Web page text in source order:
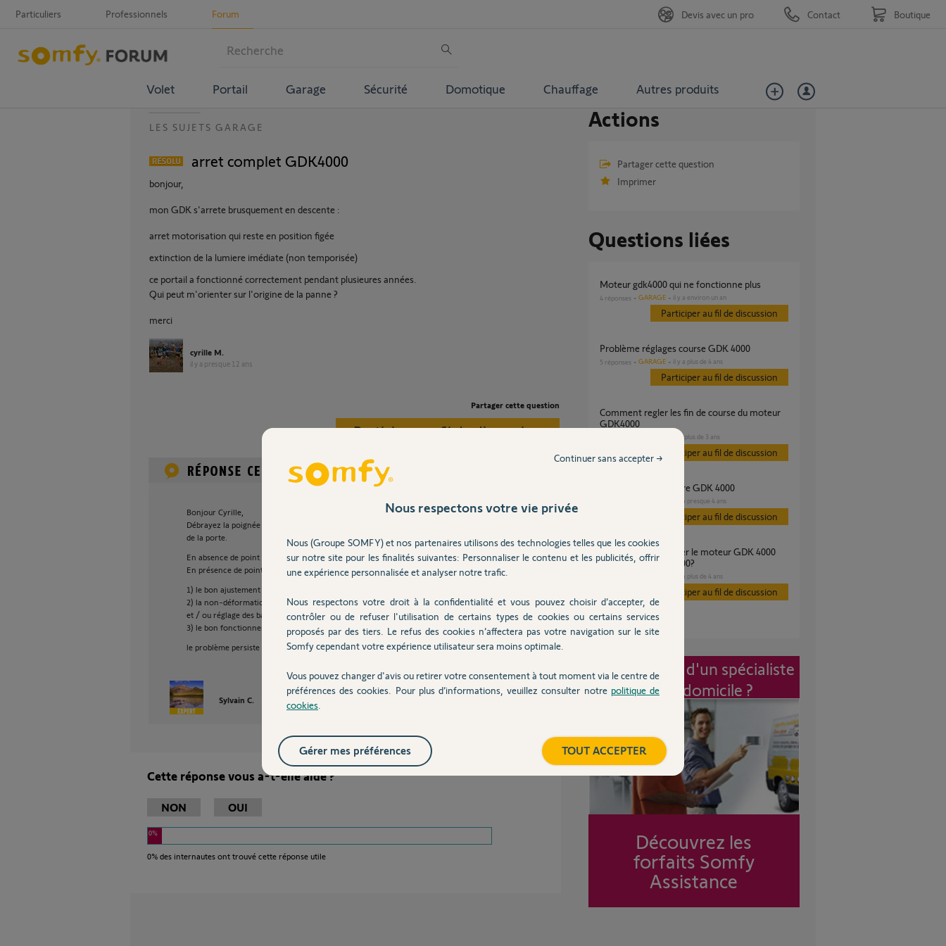
Particuliers Professionnels Forum
Volet Portail Garage Sécurité Domotique Chauffage Autres produits
Devis avec un pro Contact Boutique
LES SUJETS GARAGE
arret complet GDK4000
bonjour,
mon GDK s'arrete brusquement en descente :
arret motorisation qui reste en position figée
extinction de la lumiere imédiate (non temporisée)
ce portail a fonctionné correctement pendant plusieures années.
Qui peut m'orienter sur l'origine de la panne ?
merci
cyrille M.
il y a presque 12 ans
Partager cette question
Participer au fil de discussion
Bonjour Cyrille,
Débrayez la poignée de déverrouillage et effectuez manuellement une manoeuvre complète
de la porte.
En absence de point dur : recommencez le processus de réglage de GDK.
En présence de point dur. Vérifiez et corrigez :
1) le bon ajustement des différents éléments du rail de GDK.
2) la non-déformation du rail dûe éventuellement à un mauvais positionnement
et / ou réglage des barres d’attache.
3) le bon fonctionnement manuel de la porte.
le problème persiste t'il ?
Sylvain C. il y a presque 12 ans
Cette réponse vous a-t-elle aidé ?
NON OUI
0%
0% des internautes ont trouvé cette réponse utile
Actions
Partager cette question
Imprimer
Questions liées
Moteur gdk4000 qui ne fonctionne plus
4 réponses GARAGE il y a environ un an
Participer au fil de discussion
Problème réglages course GDK 4000
5 réponses GARAGE il y a plus de 4 ans
Participer au fil de discussion
comment regler les fin de course du moteur
GDK4000
il y a plus de 3 ans
Participer au fil de discussion
Problème d'ouverture GDK 4000
il y a presque 4 ans
Participer au fil de discussion
Possibilité de changer le moteur GDK 4000
par moteur GDK 1100?
il y a plus de 4 ans
Participer au fil de discussion
Intervention d'un spécialiste
à mon domicile ?
Découvrez les
forfaits Somfy
Assistance
Nous respectons votre vie privée
Nous (Groupe SOMFY) et nos partenaires utilisons des technologies telles que les cookies
sur notre site pour les finalités suivantes: Personnaliser le contenu et les publicités, offrir
une expérience personnalisée et analyser notre trafic.
Nous respectons votre droit à la confidentialité et vous pouvez choisir d’accepter, de
contrôler ou de refuser l'utilisation de certains types de cookies ou certains services
proposés par des tiers. Le refus des cookies n’affectera pas votre navigation sur le site
Somfy cependant votre expérience utilisateur sera moins optimale.
Vous pouvez changer d'avis ou retirer votre consentement à tout moment via le centre de
préférences des cookies. Pour plus d’informations, veuillez consulter notre politique de
cookies
Continuer sans accepter →
TOUT ACCEPTER
Gérer mes préférences